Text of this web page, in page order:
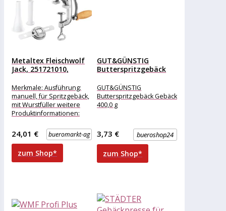
Metaltex Fleischwolf
Jack, 251721010,
Spritzgebäckaufsatz,...
Merkmale: Ausführung:
manuell, für Spritzgebäck,
mit Wurstfüller weitere
Produktinformationen:
(Gehäuse), Holz (Kurbel),
Hartkunststoff (Schnecke)
Farbe: silber Maße
Scheiben:
bueromarkt-ag
24,01 €
zum Shop*
GUT&GÜNSTIG
Butterspritzgebäck
GUT&GÜNSTIG
Butterspritzgebäck Gebäck
400,0 g
bueroshop24
3,73 €
zum Shop*